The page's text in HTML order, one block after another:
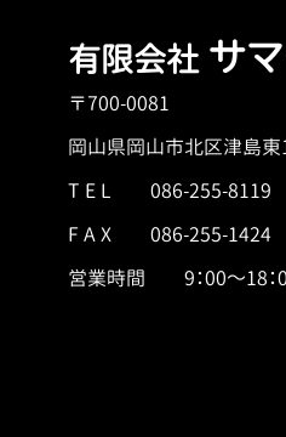
有限会社サ
〒700-0081
岡山県岡山市北区津島
T E L 086-255-8119
F A X 086-255-1424
営業時間 9：00～18：